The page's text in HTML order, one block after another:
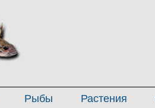
Рыбы Растения